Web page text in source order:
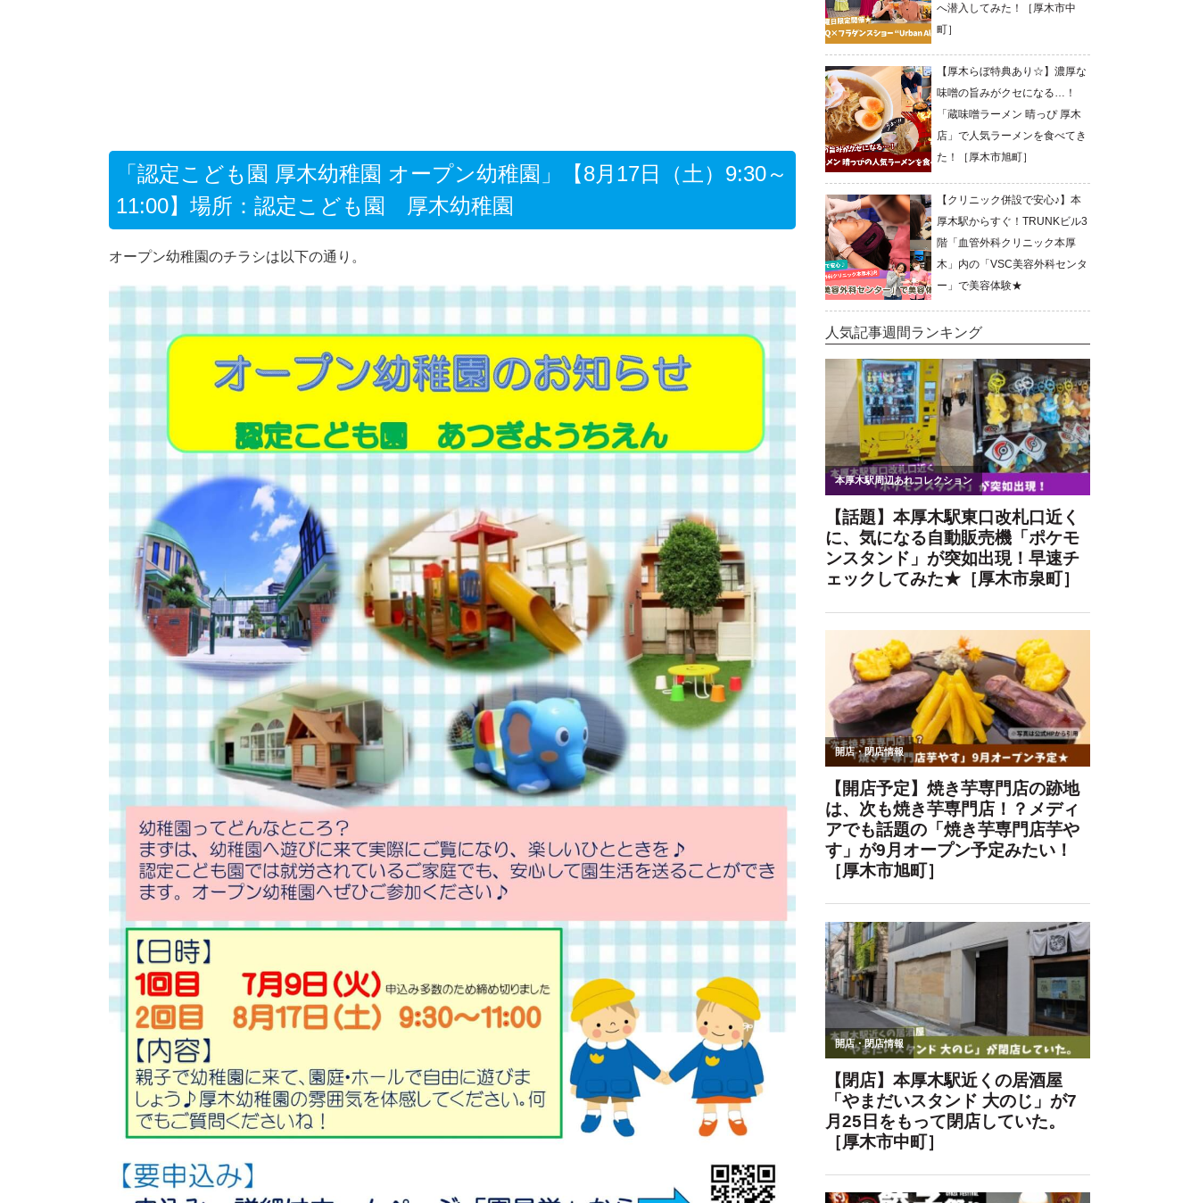
「認定こども園 厚木幼稚園 オープン幼稚園」【8月17日（土）9:30～
11:00】場所：認定こども園 厚木幼稚園
オープン幼稚園のチラシは以下の通り。
へ潜入してみた！［厚木市中
町］
【厚木らぼ特典あり☆】濃厚な
味噌の旨みがクセになる…！
「蔵味噌ラーメン 晴っぴ 厚木
店」で人気ラーメンを食べてき
た！［厚木市旭町］
【クリニック併設で安心♪】本
厚木駅からすぐ！TRUNKビル3
階「血管外科クリニック本厚
木」内の「VSC美容外科センタ
ー」で美容体験★
人気記事週間ランキング